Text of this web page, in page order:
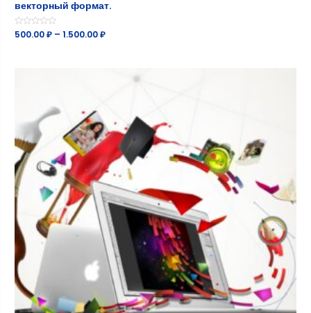
векторный формат.
Оценка
0
500.00₽ –1.500.00₽